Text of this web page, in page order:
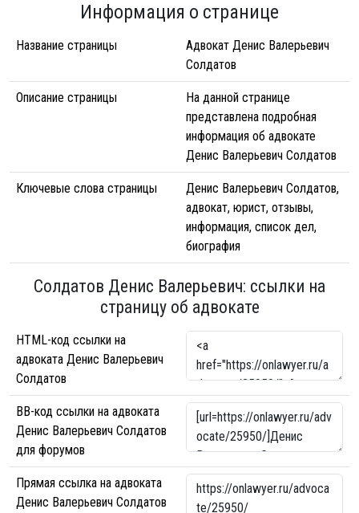
Информация о странице
Название страницы
Адвокат Денис Валерьевич
Солдатов
Описание страницы
На данной странице
представлена подробная
информация об адвокате
Денис Валерьевич Солдатов
Ключевые слова страницы
Денис Валерьевич Солдатов,
адвокат, юрист, отзывы,
информация, список дел,
биография
Солдатов Денис Валерьевич: ссылки на
страницу об адвокате
HTML-код ссылки на
адвоката Денис Валерьевич
Солдатов
BB-код ссылки на адвоката
Денис Валерьевич Солдатов
для форумов
Прямая ссылка на адвоката
Денис Валерьевич Солдатов